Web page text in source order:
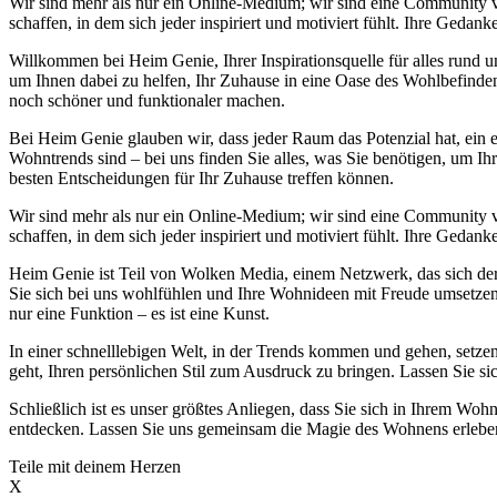
schaffen, in dem sich jeder inspiriert und motiviert fühlt. Ihre
Willkommen bei Heim Genie, Ihrer Inspirationsquelle für alles rund
um Ihnen dabei zu helfen, Ihr Zuhause in eine Oase des
noch schöner und funktionaler machen.
Bei Heim Genie glauben wir, dass jeder Raum das Potenzial hat,
Wohntrends sind – bei uns finden Sie alles, was Sie benötigen, um
besten Entscheidungen für Ihr Zuhause treffen können.
Wir sind mehr als nur ein Online-Medium; wir sind eine Community
schaffen, in dem sich jeder inspiriert und motiviert fühlt. Ihre
Heim Genie ist Teil von Wolken Media, einem Netzwerk, das sich
Sie sich bei uns wohlfühlen und Ihre Wohnideen mit Freude
nur eine Funktion – es ist eine Kunst.
In einer schnelllebigen Welt, in der Trends kommen und gehen,
geht, Ihren persönlichen Stil zum Ausdruck zu bringen. Lassen Sie
Schließlich ist es unser größtes Anliegen, dass Sie sich in Ihrem
entdecken. Lassen Sie uns gemeinsam die Magie des Wohnens
Teile mit deinem Herzen
X